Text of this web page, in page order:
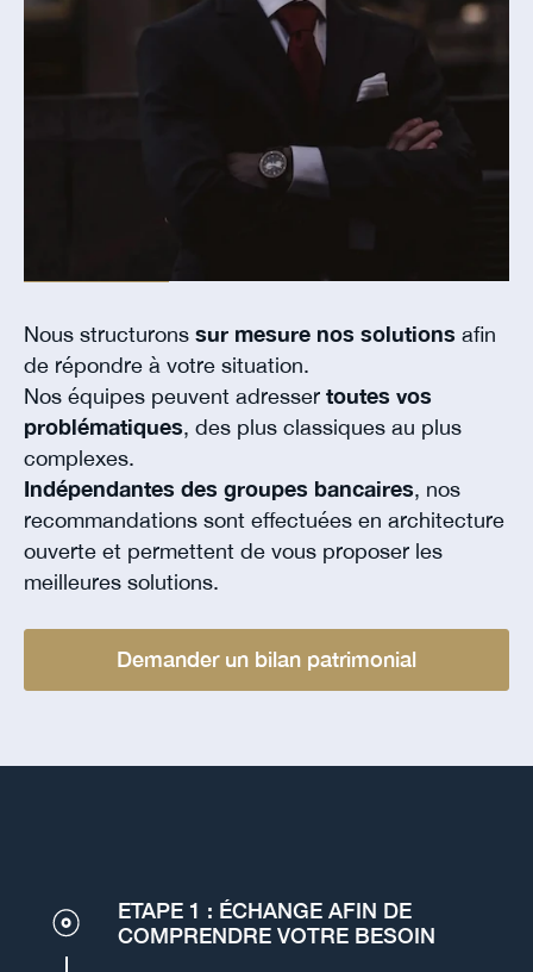
Nous structurons sur mesure nos solutions afin
de répondre à votre situation.
Nos équipes peuvent adresser toutes vos
problématiques, des plus classiques au plus
complexes.
Indépendantes des groupes bancaires, nos
recommandations sont effectuées en architecture
ouverte et permettent de vous proposer les
meilleures solutions.
Demander un bilan patrimonial
ETAPE 1 : ÉCHANGE AFIN DE
COMPRENDRE VOTRE BESOIN